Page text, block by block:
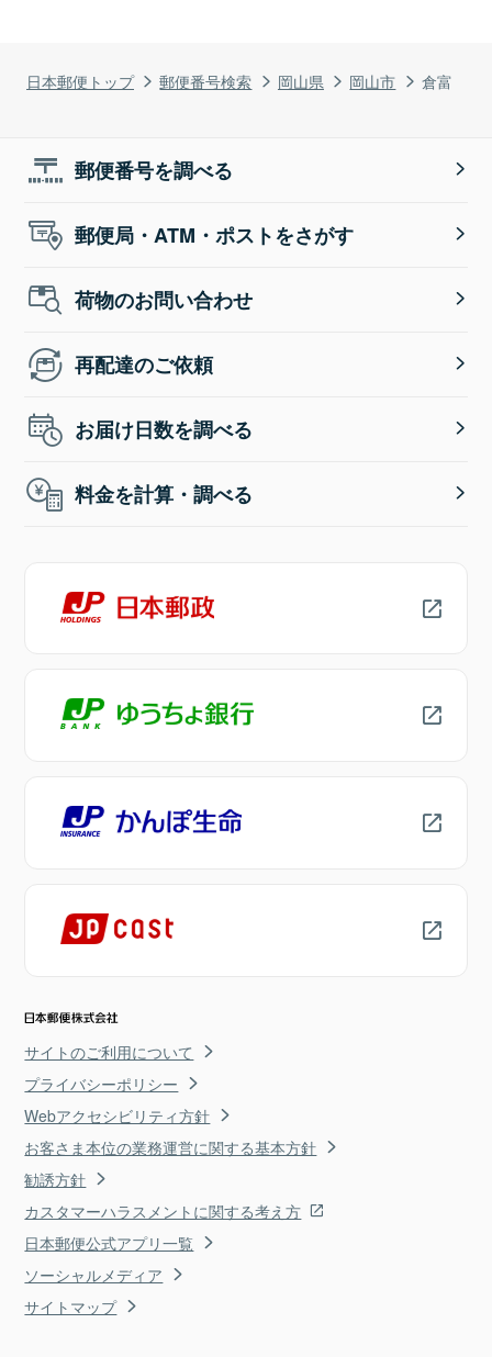
日本郵便トップ 郵便番号検索 岡山県 岡山市 倉富
郵便番号を調べる
郵便局・ATM・ポストをさがす
荷物のお問い合わせ
再配達のご依頼
お届け日数を調べる
料金を計算・調べる
サイトのご利用について
プライバシーポリシー
Webアクセシビリティ方針
お客さま本位の業務運営に関する基本方針
勧誘方針
カスタマーハラスメントに関する考え方
日本郵便公式アプリ一覧
ソーシャルメディア
サイトマップ